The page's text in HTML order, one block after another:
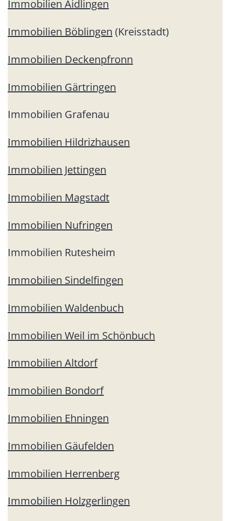
Immobilien Aidlingen
Immobilien Böblingen (Kreisstadt)
Immobilien Deckenpfronn
Immobilien Gärtringen
Immobilien Grafenau
Immobilien Hildrizhausen
Immobilien Jettingen
Immobilien Magstadt
Immobilien Nufringen
Immobilien Rutesheim
Immobilien Sindelfingen
Immobilien Waldenbuch
Immobilien Weil im Schönbuch
Immobilien Altdorf
Immobilien Bondorf
Immobilien Ehningen
Immobilien Gäufelden
Immobilien Herrenberg
Immobilien Holzgerlingen